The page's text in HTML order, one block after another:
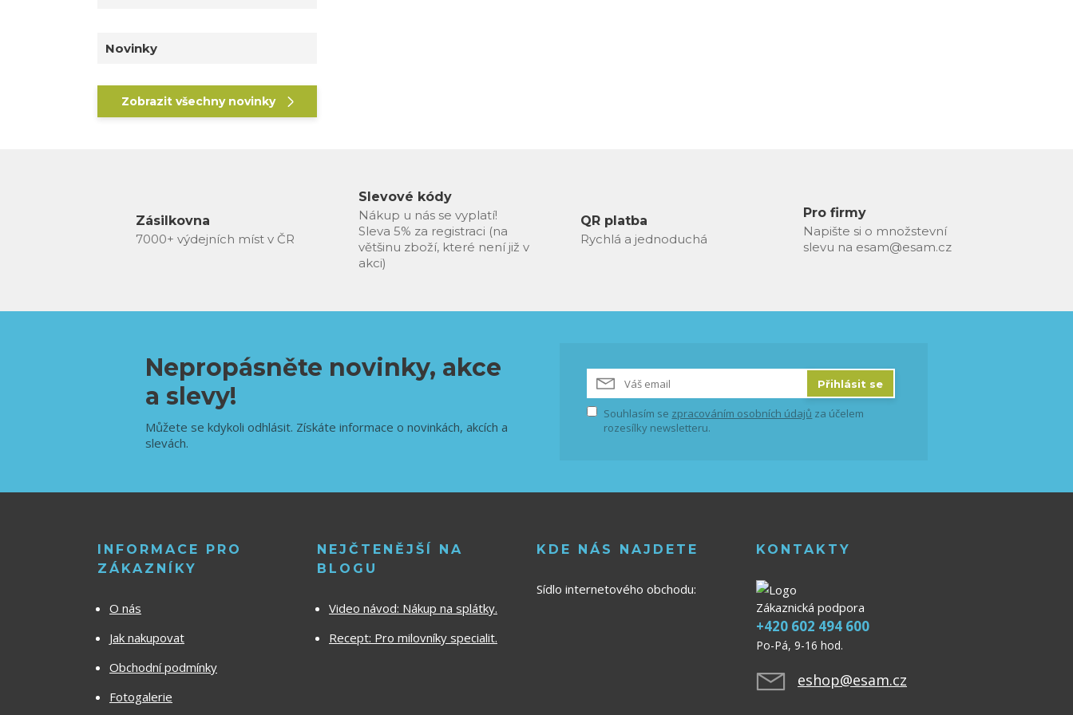
Novinky
Zobrazit všechny novinky
Zásilkovna
7000+ výdejních míst v ČR
Slevové kódy
Nákup u nás se vyplatí!
Sleva 5% za registraci (na
většinu zboží, které není již v
akci)
QR platba
Rychlá a jednoduchá
Pro firmy
Napište si o množstevní
slevu na esam@esam.cz
Nepropásněte novinky, akce
a slevy!
Můžete se kdykoli odhlásit. Získáte informace o novinkách, akcích a
slevách.
Přihlásit se
Souhlasím se zpracováním osobních údajů za účelem
rozesílky newsletteru.
INFORMACE PRO
ZÁKAZNÍKY
O nás
Jak nakupovat
Obchodní podmínky
Fotogalerie
NEJČTENĚJŠÍ NA
BLOGU
Video návod: Nákup na splátky.
Recept: Pro milovníky specialit.
KDE NÁS NAJDETE
Sídlo internetového obchodu:
KONTAKTY
Zákaznická podpora
+420 602 494 600
Po-Pá, 9-16 hod.
eshop@esam.cz